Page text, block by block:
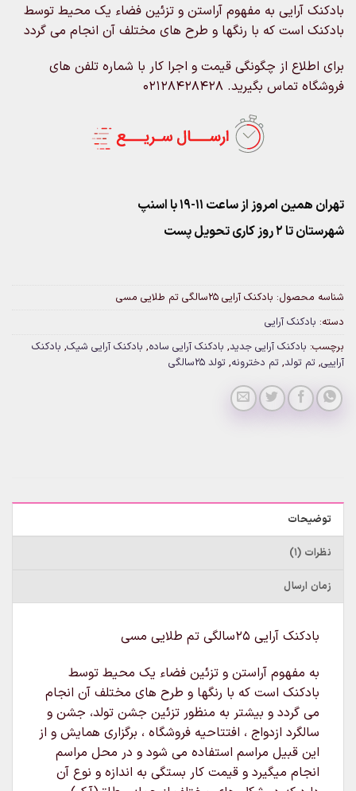
بادکنک آرایی به مفهوم آراستن و تزئین فضاء یک محیط توسط
بادکنک است که با رنگها و طرح های مختلف آن انجام می گردد
برای اطلاع از چگونگی قیمت و اجرا کار با شماره تلفن های
فروشگاه تماس بگیرید. 02128428428
تهران همین امروز از ساعت ۱۱-۱۹ با اسنپ
شهرستان تا 2 روز کاری تحویل پست
شناسه محصول: بادکنک آرایی 25سالگی تم طلایی مسی
دسته: بادکنک آرایی
برچسب: بادکنک آرایی جدید, بادکنک آرایی ساده, بادکنک آرایی شیک, بادکنک
آراییی, تم تولد, تم دخترونه, تولد 25سالگی
توضیحات
نظرات (1)
زمان ارسال
بادکنک آرایی 25سالگی تم طلایی مسی
به مفهوم آراستن و تزئین فضاء یک محیط توسط
بادکنک است که با رنگها و طرح های مختلف آن انجام
می گردد و بیشتر به منظور تزئین جشن تولد، جشن و
سالگرد ازدواج ، افتتاحیه فروشگاه ، برگزاری همایش و از
این قبیل مراسم استفاده می شود و در محل مراسم
انجام میگیرد و قیمت کار بستگی به اندازه و نوع آن